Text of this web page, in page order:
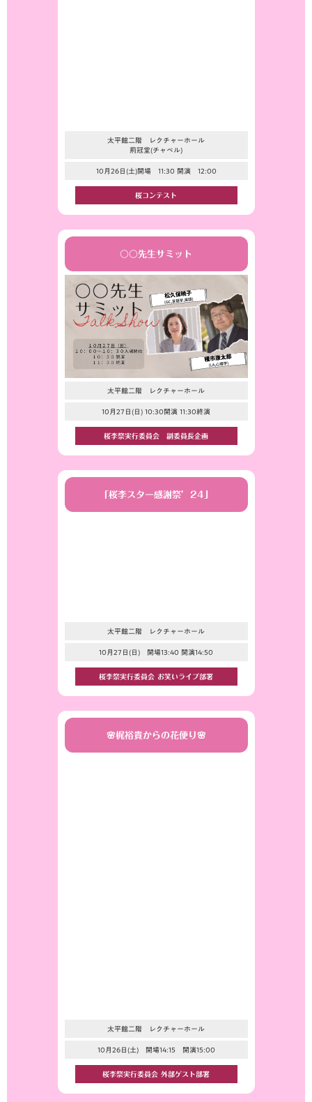
太平館二階 レクチャーホール
荊冠堂(チャペル)
10月26日(土)開場 11:30 開演 12:00
桜コンテスト
〇〇先生サミット
太平館二階 レクチャーホール
10月27日(日) 10:30開演 11:30終演
桜李祭実行委員会 副委員長企画
「桜李スター感謝祭’24」
太平館二階 レクチャーホール
10月27日(日) 開場13:40 開演14:50
桜李祭実行委員会 お笑いライブ部署
🌸梶裕貴からの花便り🌸
太平館二階 レクチャーホール
10月26日(土) 開場14:15 開演15:00
桜李祭実行委員会 外部ゲスト部署